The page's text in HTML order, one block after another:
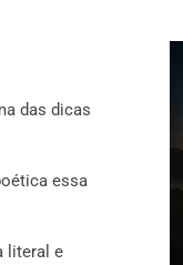
das dicas
essa
literal e